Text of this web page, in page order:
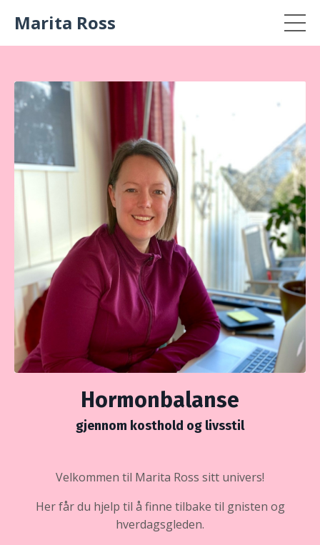
Marita Ross
Hormonbalanse
gjennom kosthold og livsstil
Velkommen til Marita Ross sitt univers!
Her får du hjelp til å finne tilbake til gnisten og
hverdagsgleden.